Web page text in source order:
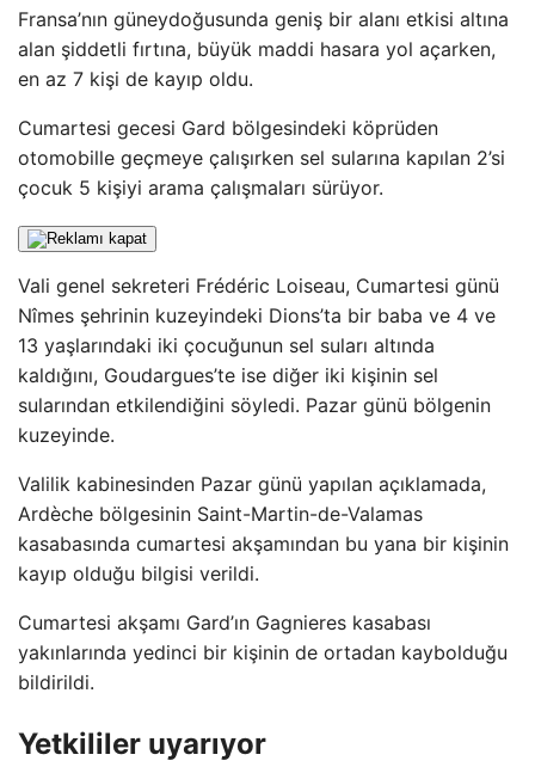
Fransa’nın güneydoğusunda geniş bir alanı etkisi altına
alan şiddetli fırtına, büyük maddi hasara yol açarken,
en az 7 kişi de kayıp oldu.
Cumartesi gecesi Gard bölgesindeki köprüden
otomobille geçmeye çalışırken sel sularına kapılan 2’si
çocuk 5 kişiyi arama çalışmaları sürüyor.
Vali genel sekreteri Frédéric Loiseau, Cumartesi günü
Nîmes şehrinin kuzeyindeki Dions’ta bir baba ve 4 ve
13 yaşlarındaki iki çocuğunun sel suları altında
kaldığını, Goudargues’te ise diğer iki kişinin sel
sularından etkilendiğini söyledi. Pazar günü bölgenin
kuzeyinde.
Valilik kabinesinden Pazar günü yapılan açıklamada,
Ardèche bölgesinin Saint-Martin-de-Valamas
kasabasında cumartesi akşamından bu yana bir kişinin
kayıp olduğu bilgisi verildi.
Cumartesi akşamı Gard’ın Gagnieres kasabası
yakınlarında yedinci bir kişinin de ortadan kaybolduğu
bildirildi.
Yetkililer uyarıyor